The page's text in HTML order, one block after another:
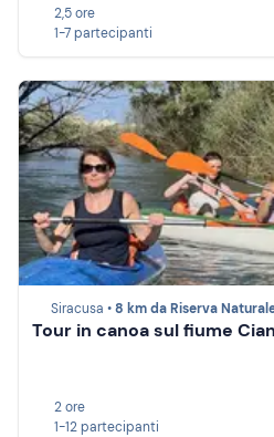
2,5 ore
1-7 partecipanti
Siracusa •8 km da Riserva
Tour in canoa sul fiume
2 ore
1-12 partecipanti